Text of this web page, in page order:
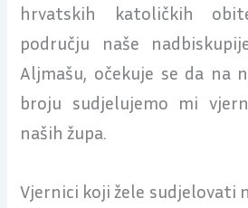
hrvatskih katoličkih
području naše
Aljmašu, očekuje se da na
broju sudjelujemo mi
naših župa.
Vjernici koji žele sudjelovati